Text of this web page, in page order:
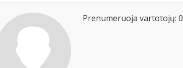
Prenumeruoja vartotojų: 0